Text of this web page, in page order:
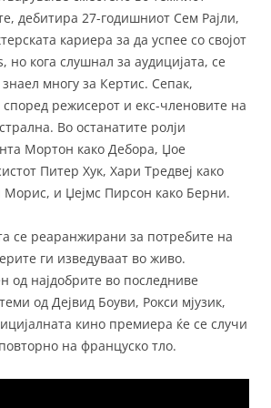
дебитира 27-годишниот Сем Рајли,
кариера за да успее со својот
но кога слушнал за аудицијата, се
многу за Кертис. Сепак,
според режисерот и екс-членовите на
Во останатите ролји
Мортон како Дебора, Џое
Питер Хук, Хари Тредвеј како
Морис, и Џејмс Пирсон како Берни.
се реаранжирани за потребите на
ги изведуваат во живо.
од најдобрите во последниве
од Дејвид Боуви, Рокси мјузик,
кино премиера ќе се случи
на француско тло.